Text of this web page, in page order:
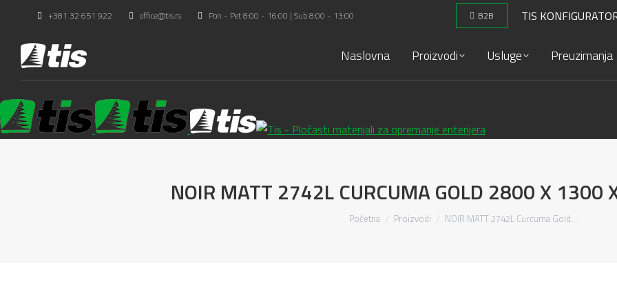
+381 32 651 922 office@tis.rs Pon - Pet 8:00 - 16:00 | Sub 8:00 - 13:00 B2B TIS
Naslovna Proizvodi Usluge Preuzimanja
NOIR MATT 2742L CURCUMA GOLD 2800 X 1300
You are here:
Početna Proizvodi NOIR MATT 2742L Curcuma Gold…